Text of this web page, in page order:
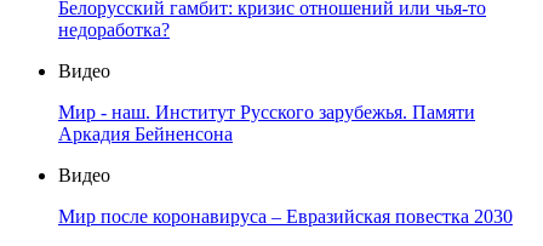
Белорусский гамбит: кризис отношений или чья-то
недоработка?
Видео
Мир - наш. Институт Русского зарубежья. Памяти
Аркадия Бейненсона
Видео
Мир после коронавируса – Евразийская повестка 2030